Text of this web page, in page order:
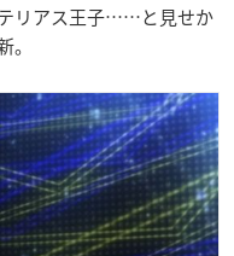
テリアス王子……と見せか